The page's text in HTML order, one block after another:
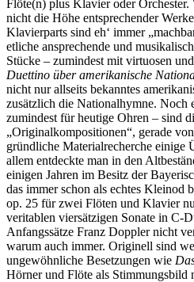
Flöte(n) plus Klavier oder
nicht die Höhe entsprechender
Klavierparts sind eh‘ immer
etliche ansprechende und
Stücke – zumindest mit virtuosen
Duettino über amerikanische
nicht nur allseits bekanntes
zusätzlich die Nationalhymne. Noch
zumindest für heutige Ohren – sind
„Originalkompositionen“, gerade
gründliche Materialrecherche einige
allem entdeckte man in den
einigen Jahren im Besitz der
das immer schon als echtes Kleinod
op. 25 für zwei Flöten und Klavier
veritablen viersätzigen Sonate in C-
Anfangssätze Franz Doppler nicht
warum auch immer. Originell sind
ungewöhnliche Besetzungen wie
Hörner und Flöte als Stimmungsbild